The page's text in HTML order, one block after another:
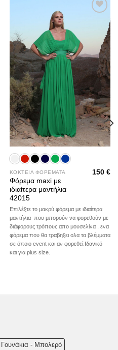
ΚΟΚΤΕΙΛ ΦΟΡΕΜΑΤΑ
Φόρεμα maxi με
ιδιαίτερα μαντήλια
42015
150€
Επιλέξτε το μακρύ φόρεμα με ιδιαίτερα
μαντήλια που μπορούν να φορεθούν με
διάφορους τρόπους απο μουσελίνα , ενα
φόρεμα που θα τραβηξει ολα τα βλέμματα
σε όποιο event και αν φορεθεί.Ιδανικό
και για plus size.
Γουνάκια - Μπολερό